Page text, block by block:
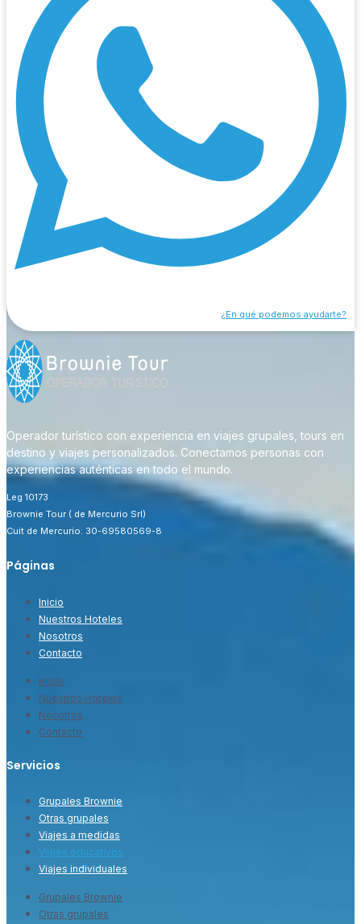
¿En qué podemos ayudarte?
Operador turístico con experiencia en viajes grupales, tours en
destino y viajes personalizados. Conectamos personas con
experiencias auténticas en todo el mundo.
Leg 10173
Brownie Tour ( de Mercurio Srl)
Cuit de Mercurio: 30-69580569-8
Páginas
Inicio
Nuestros Hoteles
Nosotros
Contacto
Inicio
Nuestros Hoteles
Nosotros
Contacto
Servicios
Grupales Brownie
Otras grupales
Viajes a medidas
Viajes educativos
Viajes individuales
Grupales Brownie
Otras grupales